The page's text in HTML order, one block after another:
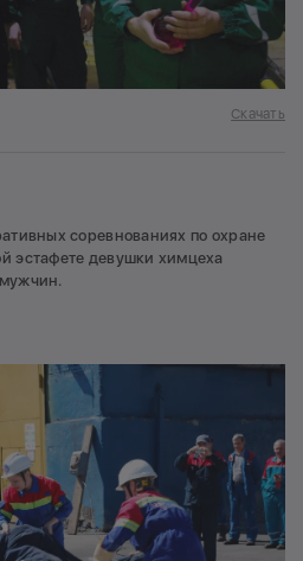
Скачать
соревнованиях по охране
эстафете девушки химцеха